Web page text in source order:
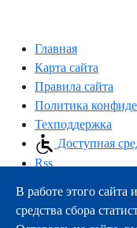
Главная
Карта сайта
Правила сайта
Политика
Техподдержка
Доступная
Rss
163000,
тел.:+7 (8182) 21-11-63
В работе этого сайта
средства сбора